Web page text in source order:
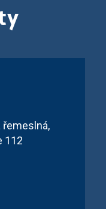
řemeslná,
112